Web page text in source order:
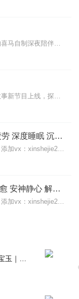
欢迎各位关注和订阅我参与创作的喜马自制深夜陪伴谈话栏目《听你说·百态人声》【听你说·百态人声】每晚直播连线真实人间故事|叶文现场互动中|人间冷暖，抱团取暖每周...
感动的、治愈的、伴你入眠的好故事新节目上线，探索现实世界的无尽魅力，追求对生活的真实记录《听见人间真相》（点击名称，直达专辑）网易人间故事集持续更新中，邀您关注...
睡前冥想：一听就困 消除疲劳 深度睡眠 沉浸体验
如果你还感到焦虑、困惑、无助，添加vx：xinshejie2018、vx公众号：宣萱心伴，与主播宣萱开启心灵交流之旅，共建温暖的精神家园！如果你喜欢我的内容，请...
正念冥想 | 减压冥想 音乐疗愈 安神静心 解郁降噪
如果你还感到焦虑、困惑、无助，添加vx：xinshejie2018、vx公众号：宣萱心伴，与主播宣萱开启心灵交流之旅，共建温暖的精神家园！如果你喜欢我的内容，请...